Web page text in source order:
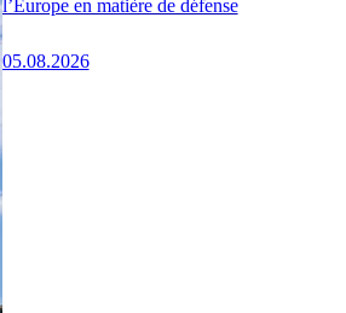
l’Europe en matière de défense
05.08.2026